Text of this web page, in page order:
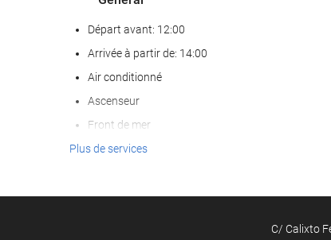
Départ avant: 12:00
Arrivée à partir de: 14:00
Air conditionné
Ascenseur
Front de mer
Réservé aux adultes
Les animaux de compagnie ne sont pas acceptés
Plus de services
C/ Calixto